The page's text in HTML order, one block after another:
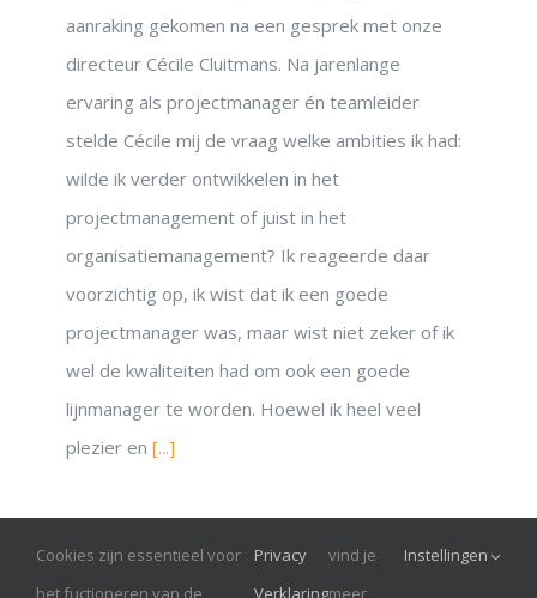
aanraking gekomen na een gesprek met onze
directeur Cécile Cluitmans. Na jarenlange
ervaring als projectmanager én teamleider
stelde Cécile mij de vraag welke ambities ik had:
wilde ik verder ontwikkelen in het
projectmanagement of juist in het
organisatiemanagement? Ik reageerde daar
voorzichtig op, ik wist dat ik een goede
projectmanager was, maar wist niet zeker of ik
wel de kwaliteiten had om ook een goede
lijnmanager te worden. Hoewel ik heel veel
plezier en [...]
Cookies zijn essentieel voor
het fuctioneren van de
Privacy
Verklaring
vind je
meer
Instellingen